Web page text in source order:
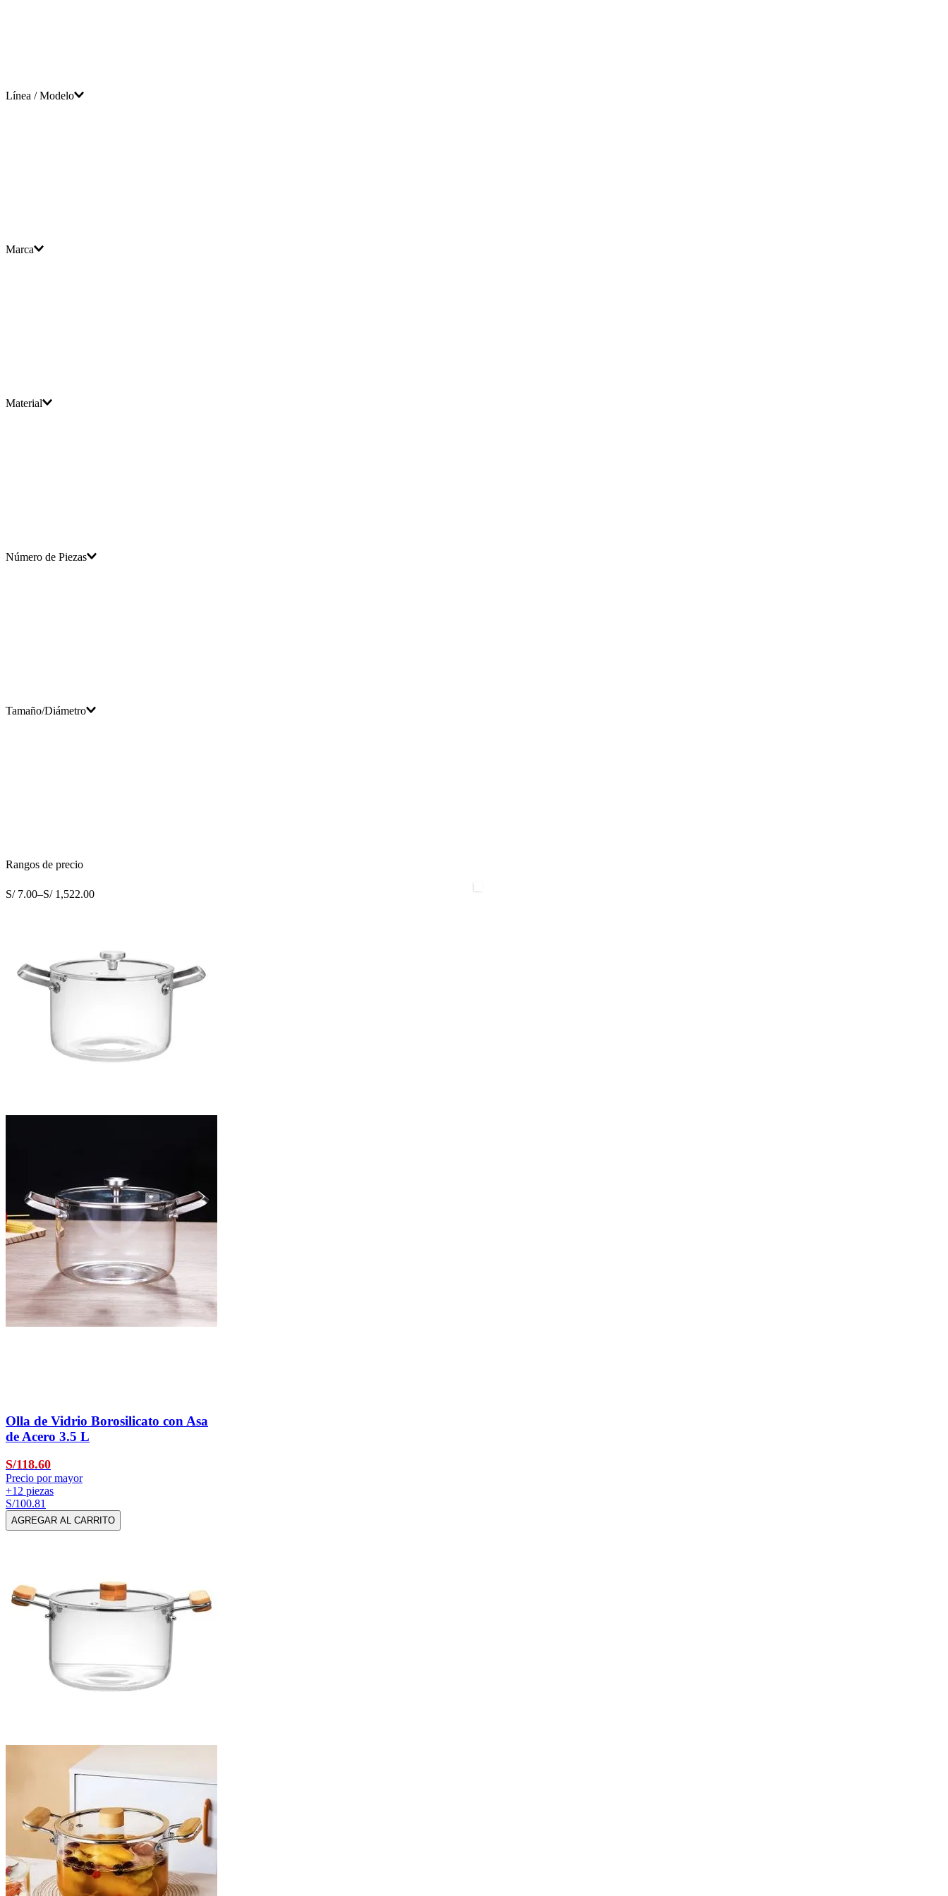
Línea / Modelo
Marca
Material
Número de Piezas
Tamaño/Diámetro
Rangos de precio
S/ 7.00–S/ 1,522.00
Olla de Vidrio Borosilicato con Asa
de Acero 3.5 L
S/118.60
Precio por mayor
+12 piezas
S/100.81
AGREGAR AL CARRITO